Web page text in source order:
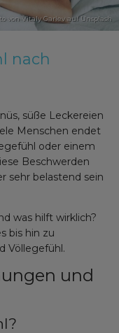
von Vitaly GarievaufUnsplash
nach
süße Leckereien
Menschen endet
oder einem
Beschwerden
sehr belastend sein
was hilft wirklich?
bis hin zu
Völlegefühl.
und